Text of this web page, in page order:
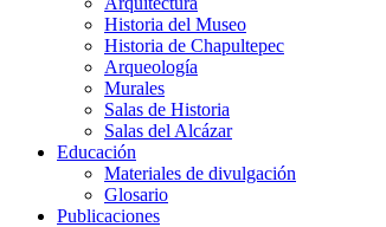
Historia del Museo
Historia de Chapultepec
Arqueología
Murales
Salas de Historia
Salas del Alcázar
Educación
Materiales de divulgación
Glosario
Publicaciones